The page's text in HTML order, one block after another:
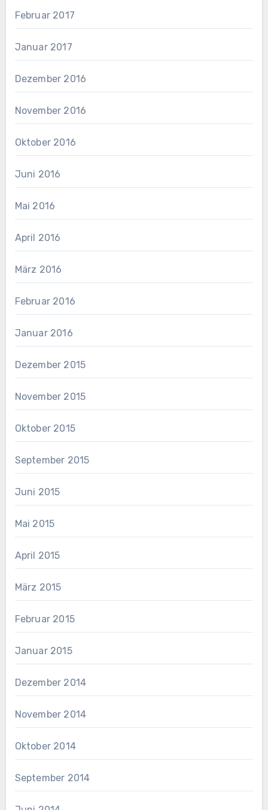
Februar 2017
Januar 2017
Dezember 2016
November 2016
Oktober 2016
Juni 2016
Mai 2016
April 2016
März 2016
Februar 2016
Januar 2016
Dezember 2015
November 2015
Oktober 2015
September 2015
Juni 2015
Mai 2015
April 2015
März 2015
Februar 2015
Januar 2015
Dezember 2014
November 2014
Oktober 2014
September 2014